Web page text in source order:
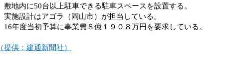
敷地内に50台以上駐車できる駐車スペースを設置する。
実施設計はアゴラ（岡山市）が担当している。
16年度当初予算に事業費８億１９０８万円を要求している。
（提供：建通新聞社）